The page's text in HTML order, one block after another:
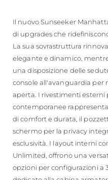
Il nuovo Sunseeker
di upgrades che
La sua sovrastruttura
elegante e dinamico,
una disposizione delle
console all'avanguardia per
aperta. I rivestimenti
contemporanee
di comfort e durata, il
schermo per la privacy
esclusività. I layout interni
Unlimited, offrono una
opzioni per configurazioni a